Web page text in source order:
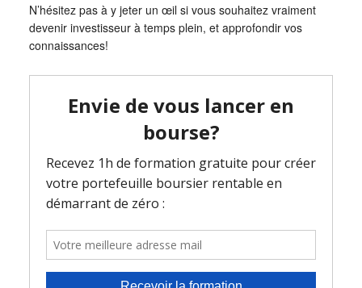
N’hésitez pas à y jeter un œil si vous souhaitez vraiment
devenir investisseur à temps plein, et approfondir vos
connaissances!